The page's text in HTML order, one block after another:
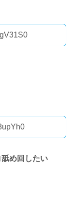
め回したい